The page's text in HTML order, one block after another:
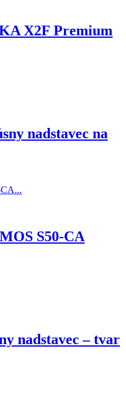
X2F Premium
nadstavec na
S50-CA
nadstavec – tvar